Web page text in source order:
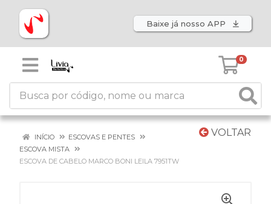
Baixe já nosso APP
0
VOLTAR
INÍCIO
ESCOVAS E PENTES
ESCOVA MISTA
ESCOVA DE CABELO MARCO BONI LEILA 7951TW